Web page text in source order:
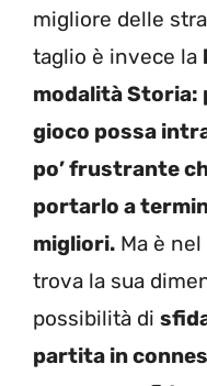
migliore delle
taglio è invece la
modalità Storia:
gioco possa
po’ frustrante
portarlo a
migliori. Ma è
trova la sua
possibilità di
partita in